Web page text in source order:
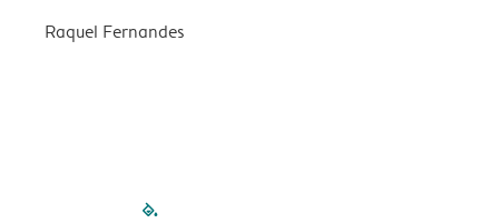
Raquel Fernandes
filled-pagination